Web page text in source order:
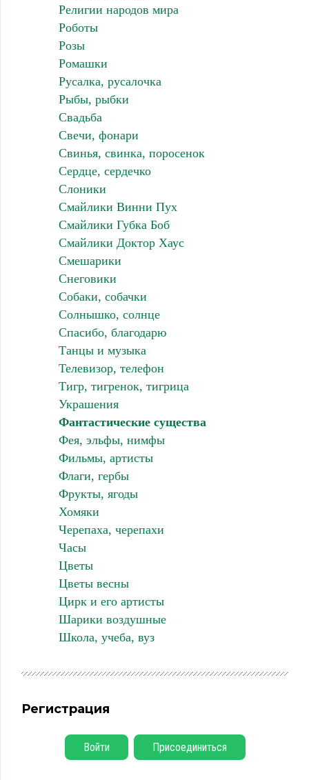
Религии народов мира
Роботы
Розы
Ромашки
Русалка, русалочка
Рыбы, рыбки
Свадьба
Свечи, фонари
Свинья, свинка, поросенок
Сердце, сердечко
Слоники
Смайлики Винни Пух
Смайлики Губка Боб
Смайлики Доктор Хаус
Смешарики
Снеговики
Собаки, собачки
Солнышко, солнце
Спасибо, благодарю
Танцы и музыка
Телевизор, телефон
Тигр, тигренок, тигрица
Украшения
Фантастические существа
Фея, эльфы, нимфы
Фильмы, артисты
Флаги, гербы
Фрукты, ягоды
Хомяки
Черепаха, черепахи
Часы
Цветы
Цветы весны
Цирк и его артисты
Шарики воздушные
Школа, учеба, вуз
Регистрация
Войти Присоединиться